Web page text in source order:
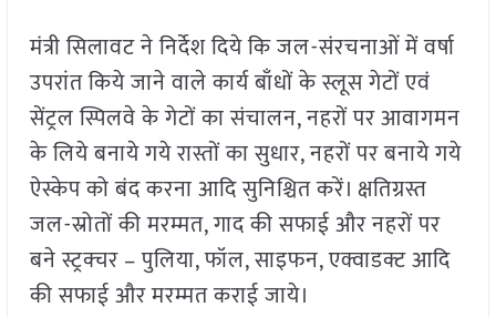
मंत्री सिलावट ने निर्देश दिये कि जल-संरचनाओं में वर्षा
उपरांत किये जाने वाले कार्य बाँधों के स्लूस गेटों एवं
सेंट्रल स्पिलवे के गेटों का संचालन, नहरों पर आवागमन
के लिये बनाये गये रास्तों का सुधार, नहरों पर बनाये गये
ऐस्केप को बंद करना आदि सुनिश्चित करें। क्षतिग्रस्त
जल-स्रोतों की मरम्मत, गाद की सफाई और नहरों पर
बने स्ट्रक्चर – पुलिया, फॉल, साइफन, एक्वाडक्ट आदि
की सफाई और मरम्मत कराई जाये।